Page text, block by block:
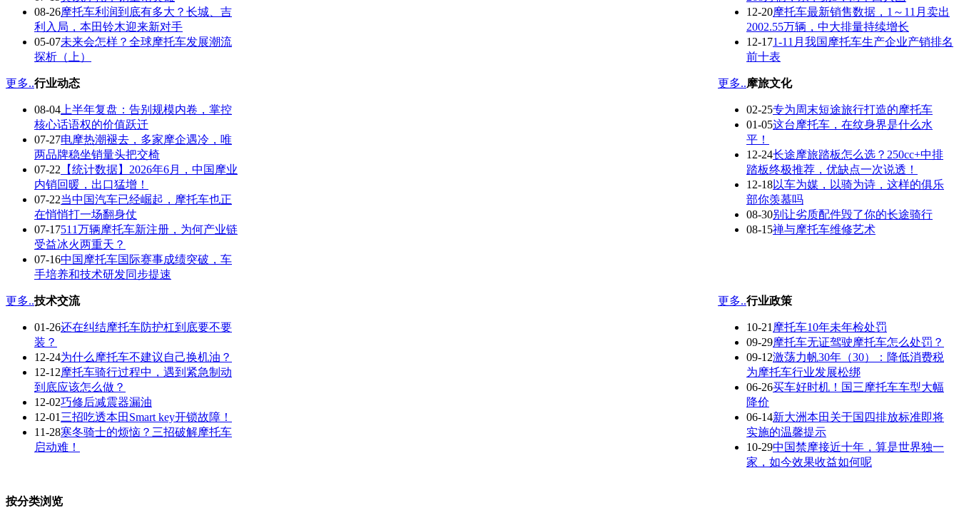
08-26摩托车利润到底有多大？长城、吉
利入局，本田铃木迎来新对手
05-07未来会怎样？全球摩托车发展潮流
探析（上）
12-20摩托车最新销售数据，1～11月卖出
2002.55万辆，中大排量持续增长
12-171-11月我国摩托车生产企业产销排名
前十表
更多..行业动态
08-04 上半年复盘：告别规模内卷，掌控
核心话语权的价值跃迁
07-27电摩热潮褪去，多家摩企遇冷，唯
两品牌稳坐销量头把交椅
07-22 【统计数据】2026年6月，中国摩业
内销回暖，出口猛增！
07-22当中国汽车已经崛起，摩托车也正
在悄悄打一场翻身仗
07-17511万辆摩托车新注册，为何产业链
受益冰火两重天？
07-16中国摩托车国际赛事成绩突破，车
手培养和技术研发同步提速
更多..摩旅文化
02-25专为周末短途旅行打造的摩托车
01-05这台摩托车，在纹身界是什么水
平！
12-24长途摩旅踏板怎么选？250cc+中排
踏板终极推荐，优缺点一次说透！
12-18以车为媒，以骑为诗，这样的俱乐
部你羡慕吗
08-30别让劣质配件毁了你的长途骑行
08-15禅与摩托车维修艺术
更多..技术交流
01-26还在纠结摩托车防护杠到底要不要
装？
12-24为什么摩托车不建议自己换机油？
12-12摩托车骑行过程中，遇到紧急制动
到底应该怎么做？
12-02巧修后减震器漏油
12-01 三招吃透本田Smart key开锁故障！
11-28寒冬骑士的烦恼？三招破解摩托车
启动难！
更多..行业政策
10-21 摩托车10年未年检处罚
09-29摩托车无证驾驶摩托车怎么处罚？
09-12激荡力帆30年（30）：降低消费税
为摩托车行业发展松绑
06-26买车好时机！国三摩托车车型大幅
降价
06-14新大洲本田关于国四排放标准即将
实施的温馨提示
10-29中国禁摩接近十年，算是世界独一
家，如今效果收益如何呢
按分类浏览